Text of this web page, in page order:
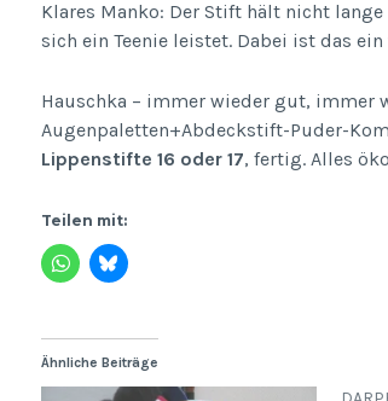
Klares Manko: Der Stift hält nicht
sich ein Teenie leistet. Dabei ist das
Hauschka – immer wieder gut, immer
Augenpaletten+Abdeckstift-Puder-
Lippenstifte 16 oder 17, fertig. Alles
Teilen mit:
Ähnliche Beiträge